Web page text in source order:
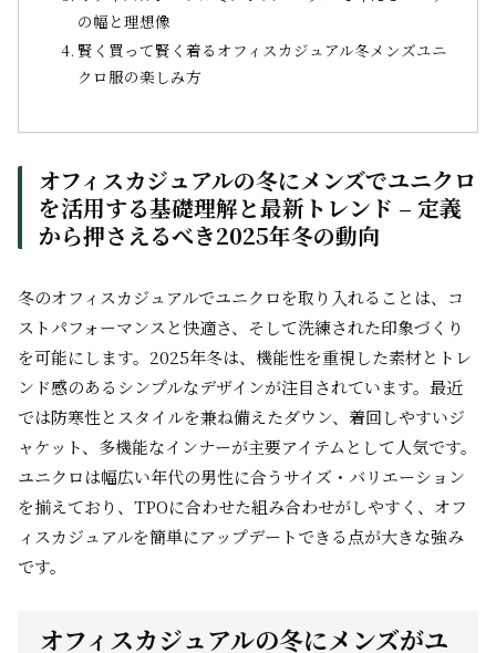
の幅と理想像
賢く買って賢く着るオフィスカジュアル冬メンズユニ
クロ服の楽しみ方
オフィスカジュアルの冬にメンズでユニクロ
を活用する基礎理解と最新トレンド – 定義
から押さえるべき2025年冬の動向
冬のオフィスカジュアルでユニクロを取り入れることは、コ
ストパフォーマンスと快適さ、そして洗練された印象づくり
を可能にします。2025年冬は、機能性を重視した素材とトレ
ンド感のあるシンプルなデザインが注目されています。最近
では防寒性とスタイルを兼ね備えたダウン、着回しやすいジ
ャケット、多機能なインナーが主要アイテムとして人気です。
ユニクロは幅広い年代の男性に合うサイズ・バリエーション
を揃えており、TPOに合わせた組み合わせがしやすく、オフ
ィスカジュアルを簡単にアップデートできる点が大きな強み
です。
オフィスカジュアルの冬にメンズがユ